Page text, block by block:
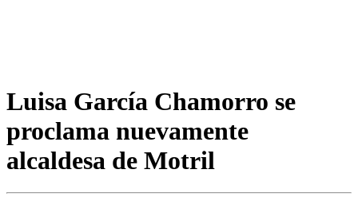
Luisa García Chamorro se
proclama nuevamente
alcaldesa de Motril